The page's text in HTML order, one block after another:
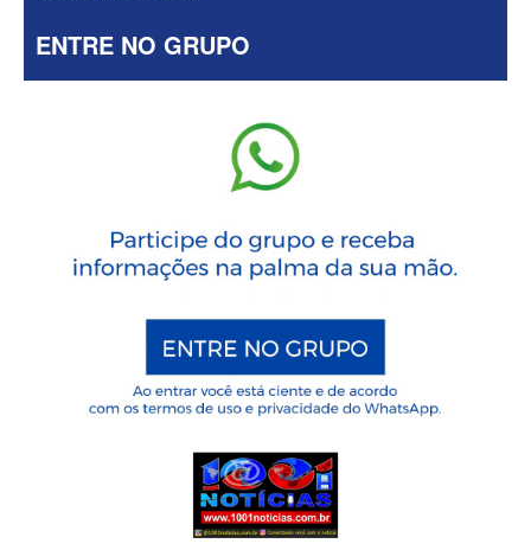
ENTRE NO GRUPO